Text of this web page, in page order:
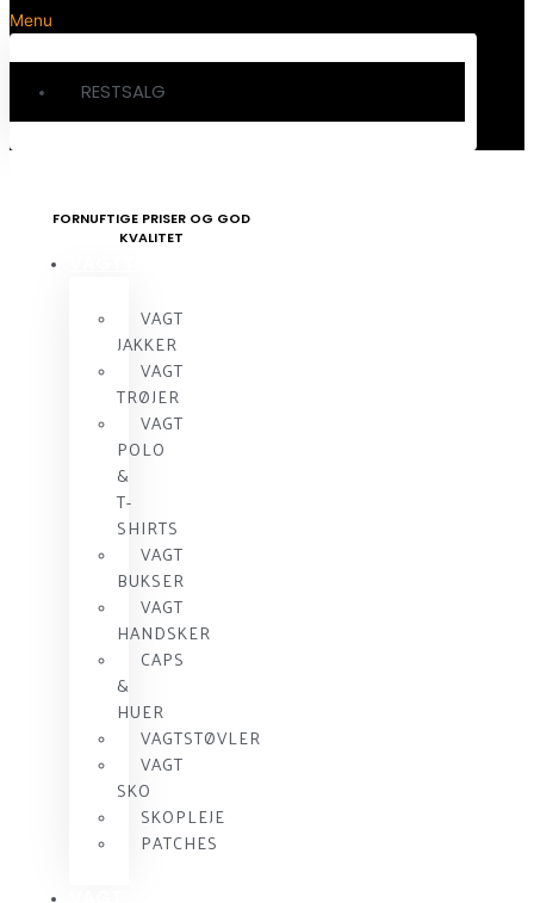
Menu
RESTSALG
FORNUFTIGE PRISER OG GOD
KVALITET
VAGT
JAKKER
VAGT
TRØJER
VAGT
POLO
&
T-
SHIRTS
VAGT
BUKSER
VAGT
HANDSKER
CAPS
&
HUER
VAGTSTØVLER
VAGT
SKO
SKOPLEJE
PATCHES